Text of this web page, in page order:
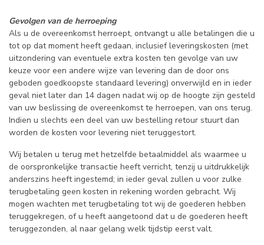
Gevolgen van de herroeping
Als u de overeenkomst herroept, ontvangt u alle betalingen die u
tot op dat moment heeft gedaan, inclusief leveringskosten (met
uitzondering van eventuele extra kosten ten gevolge van uw
keuze voor een andere wijze van levering dan de door ons
geboden goedkoopste standaard levering) onverwijld en in ieder
geval niet later dan 14 dagen nadat wij op de hoogte zijn gesteld
van uw beslissing de overeenkomst te herroepen, van ons terug.
Indien u slechts een deel van uw bestelling retour stuurt dan
worden de kosten voor levering niet teruggestort.
Wij betalen u terug met hetzelfde betaalmiddel als waarmee u
de oorspronkelijke transactie heeft verricht, tenzij u uitdrukkelijk
anderszins heeft ingestemd; in ieder geval zullen u voor zulke
terugbetaling geen kosten in rekening worden gebracht. Wij
mogen wachten met terugbetaling tot wij de goederen hebben
teruggekregen, of u heeft aangetoond dat u de goederen heeft
teruggezonden, al naar gelang welk tijdstip eerst valt.